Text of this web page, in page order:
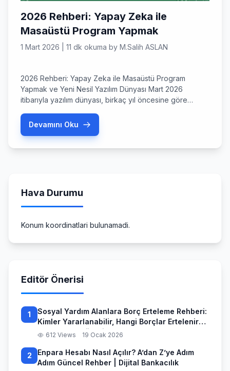
2026 Rehberi: Yapay Zeka ile
Masaüstü Program Yapmak
1 Mart 2026 11 dk okuma by M.Salih ASLAN
2026 Rehberi: Yapay Zeka ile Masaüstü Program
Yapmak ve Yeni Nesil Yazılım Dünyası Mart 2026
itibarıyla yazılım dünyası, birkaç yıl öncesine göre
çalışan bir yazılıma dönüştürmek arasındaki mesafe
sadece birkaç saniyeye indi. Hepimiz merak ediyoruz:
Devamını Oku
Hava Durumu
Konum koordinatlari bulunamadi.
Editör Önerisi
1
Sosyal Yardım Alanlara Borç Erteleme Rehberi:
Kimler Yararlanabilir, Hangi Borçlar Ertelenir
ve Başvuru Süreci
612 Views 19 Ocak 2026
2
Enpara Hesabı Nasıl Açılır? A’dan Z’ye Adım
Adım Güncel Rehber | Dijital Bankacılık